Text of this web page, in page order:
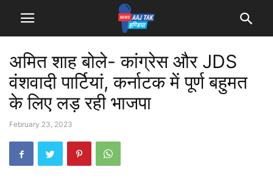
अमित शाह बोले- कांग्रेस और JDS
वंशवादी पार्टियां, कर्नाटक में पूर्ण बहुमत
के लिए लड़ रही भाजपा
February 23, 2023